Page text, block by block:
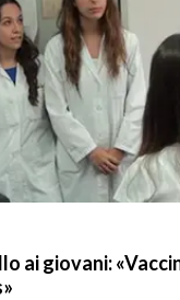
ai giovani: